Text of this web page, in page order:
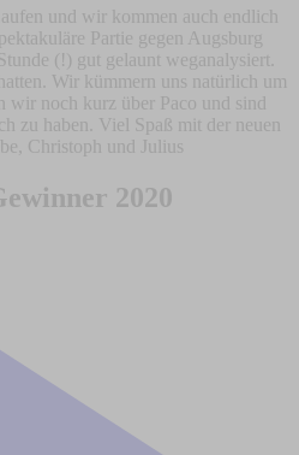
und wir kommen auch endlich
Partie gegen Augsburg
(!) gut gelaunt weganalysiert.
Wir kümmern uns natürlich um
wir noch kurz über Paco und sind
zu haben. Viel Spaß mit der neuen
Christoph und Julius
2020